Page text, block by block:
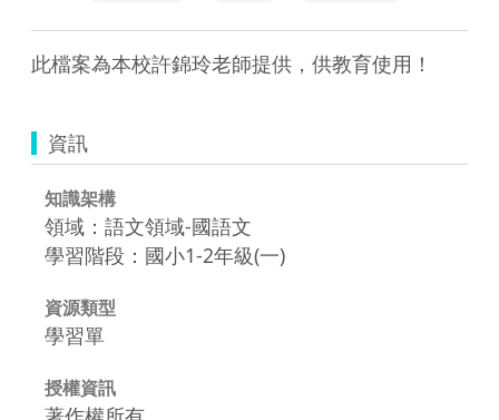
此檔案為本校許錦玲老師提供，供教育使用！
資訊
知識架構
領域：語文領域-國語文
學習階段：國小1-2年級(一)
資源類型
學習單
授權資訊